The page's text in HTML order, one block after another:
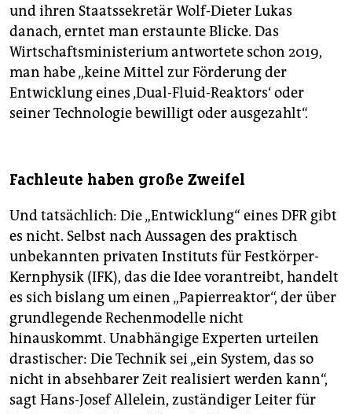
und ihren Staatssekretär Wolf-Dieter Lukas
danach, erntet man erstaunte Blicke. Das
Wirtschaftsministerium antwortete schon 2019,
man habe „keine Mittel zur Förderung der
Entwicklung eines ‚Dual-Fluid-Reaktors‘ oder
seiner Technologie bewilligt oder ausgezahlt“.
Fachleute haben große Zweifel
Und tatsächlich: Die „Entwicklung“ eines DFR gibt
es nicht. Selbst nach Aussagen des praktisch
unbekannten privaten Instituts für Festkörper-
Kernphysik (IFK), das die Idee vorantreibt, handelt
es sich bislang um einen „Papierreaktor“, der über
grundlegende Rechenmodelle nicht
hinauskommt. Unabhängige Experten urteilen
drastischer: Die Technik sei „ein System, das so
nicht in absehbarer Zeit realisiert werden kann“,
sagt Hans-Josef Allelein, zuständiger Leiter für